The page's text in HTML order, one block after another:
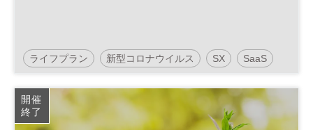
ライフプラン 新型コロナウイルス SX SaaS
超高齢化 経営 ESG 医療 テクノロジー
高齢化社会 認知症 DX
開催
終了